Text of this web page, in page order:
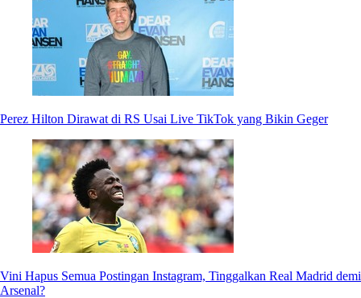
Perez Hilton Dirawat di RS Usai Live TikTok yang Bikin Geger
Vini Hapus Semua Postingan Instagram, Tinggalkan Real Madrid demi
Arsenal?